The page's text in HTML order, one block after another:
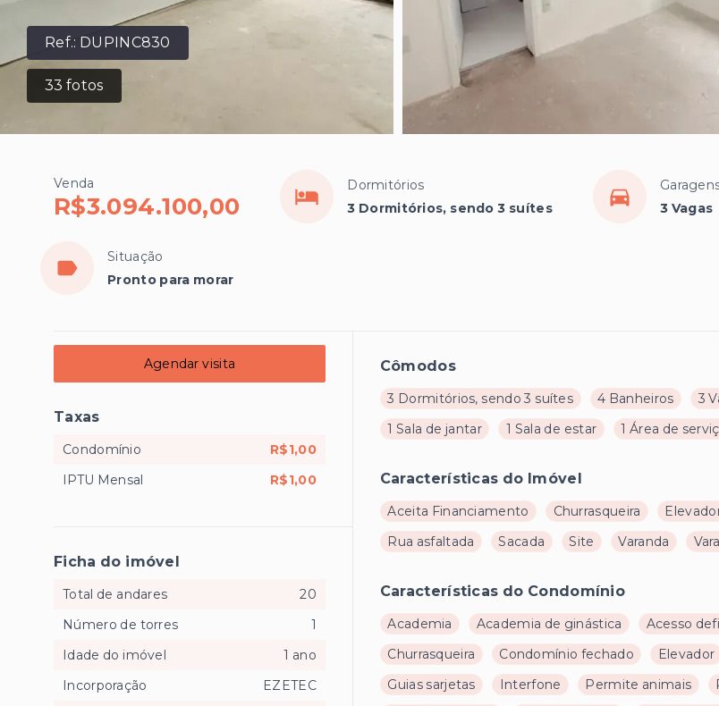
Ref.: DUPINC830
33 fotos
Venda
R$3.094.100,00
Dormitórios
3 Dormitórios, sendo 3 suítes
3 Vagas
Situação
Pronto para morar
Cômodos
3 Dormitórios, sendo 3 suítes 4 Banheiros 3
1 Sala de jantar
1 Sala de estar 1 Área de
Características do Imóvel
Aceita Financiamento Churrasqueira
Rua asfaltada
Sacada Site Varanda
Características do Condomínio
Academia Academia de ginástica Acesso
Churrasqueira
Condomínio fechado Elevador
Guias sarjetas
Interfone Permite animais
Agendar visita
Taxas
Condomínio
R$1,00
IPTU Mensal
R$1,00
Ficha do imóvel
Total de andares
20
Número de torres
1
Idade do imóvel
1 ano
Incorporação
EZETEC